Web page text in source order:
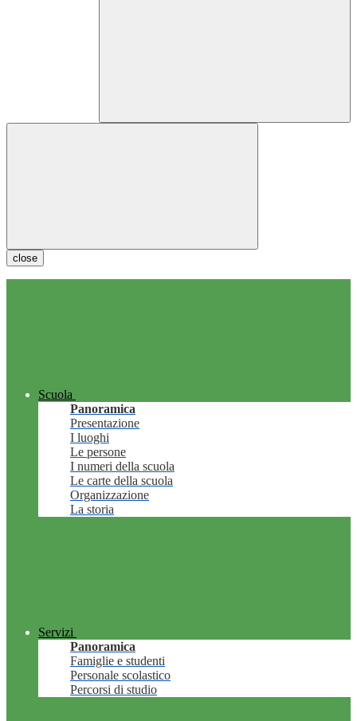
close
Scuola
Panoramica
Presentazione
I luoghi
Le persone
I numeri della scuola
Le carte della scuola
Organizzazione
La storia
Servizi
Panoramica
Famiglie e studenti
Personale scolastico
Percorsi di studio